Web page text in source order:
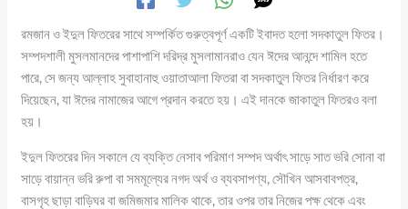
রমজান ও ইদুল ফিতরের সাথে সম্পর্কিত গুরুত্বপূর্ণ একটি ইবাদত হলো সদকাতুল ফিতর।
সম্পদশালী মুসলমানদের পাশাপাশি দরিদ্র মুসলামানরাও যেন ঈদের আনন্দে শামিল হতে
পারে, সে জন্য আল্লাহ সুবাহানাহু ওয়াতাআলা ফিতরা বা সদকাতুল ফিতর নির্ধারণ করে
দিয়েছেন, যা ঈদের নামাজের আগে প্রদান করতে হয়। এই দানকে জাকাতুল ফিতরও বলা
হয়।
ইদুল ফিতরের দিন সকালে যে ব্যক্তি নেসাব পরিমাণ সম্পদ অর্থাৎ সাড়ে সাত ভরি সোনা বা
সাড়ে বায়ান্ন ভরি রুপা বা সমমূল্যের নগদ অর্থ ও ব্যবসাপণ্য, সৌখিন আসবাবপত্র,
বাসগৃহ ছাড়া বাড়িঘর বা জমিজমার মালিক থাকে, তার ওপর তার নিজের পক্ষ থেকে এবং